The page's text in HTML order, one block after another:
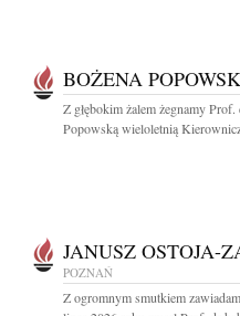
BOŻENA
Z głębokim żalem żegnamy
Popowską wieloletnią
JANUSZ OSTOJA-
POZNAŃ
Z ogromnym smutkiem